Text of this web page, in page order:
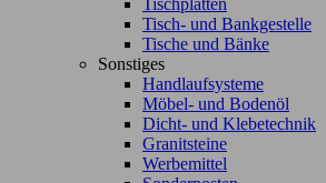
Tischplatten
Tisch- und Bankgestelle
Tische und Bänke
Sonstiges
Handlaufsysteme
Möbel- und Bodenöl
Dicht- und Klebetechnik
Granitsteine
Werbemittel